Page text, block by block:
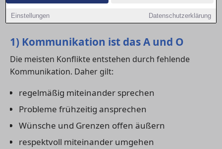
Einstellungen Datenschutzerklärung
Städten wie in Husum kann eine funktionierende WG
den Alltag erheblich erleichtern.
1) Kommunikation ist das A und O
Die meisten Konflikte entstehen durch fehlende
Kommunikation. Daher gilt:
regelmäßig miteinander sprechen
Probleme frühzeitig ansprechen
Wünsche und Grenzen offen äußern
respektvoll miteinander umgehen